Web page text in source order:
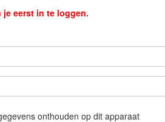
eerst in te loggen.
onthouden op dit apparaat